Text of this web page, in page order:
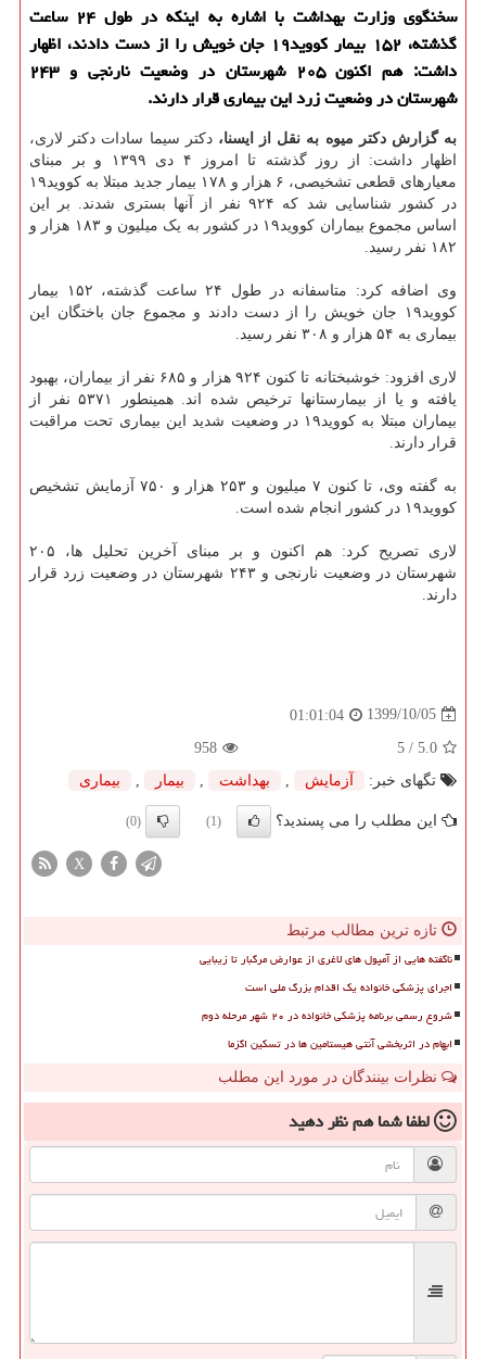
سخنگوی وزارت بهداشت با اشاره به اینکه در طول ۲۴ ساعت
گذشته، ۱۵۲ بیمار کووید۱۹ جان خویش را از دست دادند، اظهار
داشت: هم اکنون ۲۰۵ شهرستان در وضعیت نارنجی و ۲۴۳
شهرستان در وضعیت زرد این بیماری قرار دارند.
به گزارش دکتر میوه به نقل از ایسنا،دکتر سیما سادات دکتر لاری،
اظهار داشت: از روز گذشته تا امروز ۴ دی ۱۳۹۹ و بر مبنای
معیارهای قطعی تشخیصی، ۶ هزار و ۱۷۸ بیمار جدید مبتلا به کووید۱۹
در کشور شناسایی شد که ۹۲۴ نفر از آنها بستری شدند. بر این
اساس مجموع بیماران کووید۱۹ در کشور به یک میلیون و ۱۸۳ هزار و
۱۸۲ نفر رسید.
وی اضافه کرد: متاسفانه در طول ۲۴ ساعت گذشته، ۱۵۲ بیمار
کووید۱۹ جان خویش را از دست دادند و مجموع جان باختگان این
بیماری به ۵۴ هزار و ۳۰۸ نفر رسید.
لاری افزود: خوشبختانه تا کنون ۹۲۴ هزار و ۶۸۵ نفر از بیماران، بهبود
یافته و یا از بیمارستانها ترخیص شده اند. همینطور ۵۳۷۱ نفر از
بیماران مبتلا به کووید۱۹ در وضعیت شدید این بیماری تحت مراقبت
قرار دارند.
به گفته وی، تا کنون ۷ میلیون و ۲۵۳ هزار و ۷۵۰ آزمایش تشخیص
کووید۱۹ در کشور انجام شده است.
لاری تصریح کرد: هم اکنون و بر مبنای آخرین تحلیل ها، ۲۰۵
شهرستان در وضعیت نارنجی و ۲۴۳ شهرستان در وضعیت زرد قرار
دارند.
1399/10/05
01:01:04
5.0
/ 5
958
تگهای خبر:
آزمایش , بهداشت , بیمار , بیماری
این مطلب را می پسندید؟ (1)
(0)
X
تازه ترین مطالب مرتبط
ناگفته هایی از آمپول های لاغری از عوارض مرگبار تا زیبایی
اجرای پزشکی خانواده یک اقدام بزرگ ملی است
شروع رسمی برنامه پزشکی خانواده در ۲۰ شهر مرحله دوم
ابهام در اثربخشی آنتی هیستامین ها در تسکین اگزما
نظرات بینندگان در مورد این مطلب
لطفا شما همنظر دهید